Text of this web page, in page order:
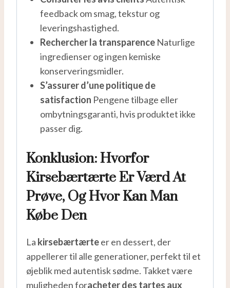
feedback om smag, tekstur og
leveringshastighed.
Rechercher la transparence Naturlige
ingredienser og ingen kemiske
konserveringsmidler.
S’assurer d’une politique de
satisfaction Pengene tilbage eller
ombytningsgaranti, hvis produktet ikke
passer dig.
Konklusion: Hvorfor
Kirsebærtærte Er Værd At
Prøve, Og Hvor Kan Man
Købe Den
La kirsebærtærteer en dessert, der
appellerer til alle generationer, perfekt til et
øjeblik med autentisk sødme. Takket være
muligheden foracheter des tartes aux